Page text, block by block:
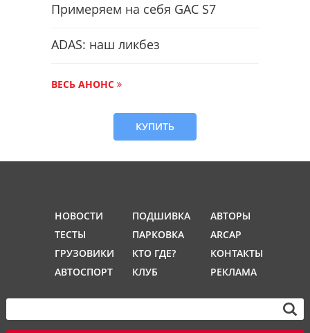
Примеряем на себя GAC S7
ADAS: наш ликбез
ВЕСЬ АНОНС
КУПИТЬ
НОВОСТИ
ТЕСТЫ
ГРУЗОВИКИ
АВТОСПОРТ
ПОДШИВКА
ПАРКОВКА
КТО ГДЕ?
КЛУБ
АВТОРЫ
ARCAP
КОНТАКТЫ
РЕКЛАМА